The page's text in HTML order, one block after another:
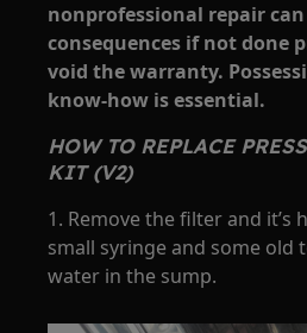
nonprofessional repair
consequences if not done
void the warranty.
know-how is essential.
HOW TO REPLACE
KIT (V2)
1. Remove the filter and it’s
small syringe and some old
water in the sump.